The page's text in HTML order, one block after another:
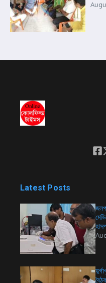
Latest Posts